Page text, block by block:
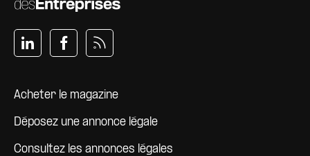
Pied de page
Acheter le magazine
Déposez une annonce légale
Consultez les annonces légales